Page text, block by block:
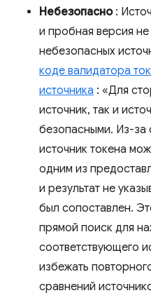
Небезопасно:
и пробная версия
небезопасных
коде валидатора
источника : «Для
источник, так и
безопасными. Из-за
источник токена
одним из
и результат не
был сопоставлен.
прямой поиск для
соответствующего
избежать
сравнений